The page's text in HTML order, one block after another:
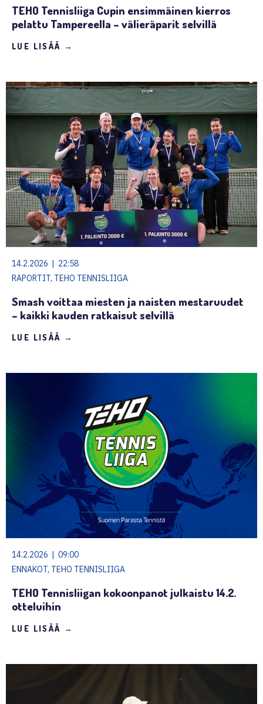
TEHO Tennisliiga Cupin ensimmäinen kierros
pelattu Tampereella – välieräparit selvillä
LUE LISÄÄ →
14.2.2026 | 22:58
RAPORTIT, TEHO TENNISLIIGA
Smash voittaa miesten ja naisten mestaruudet
– kaikki kauden ratkaisut selvillä
LUE LISÄÄ →
14.2.2026 | 09:00
ENNAKOT, TEHO TENNISLIIGA
TEHO Tennisliigan kokoonpanot julkaistu 14.2.
otteluihin
LUE LISÄÄ →